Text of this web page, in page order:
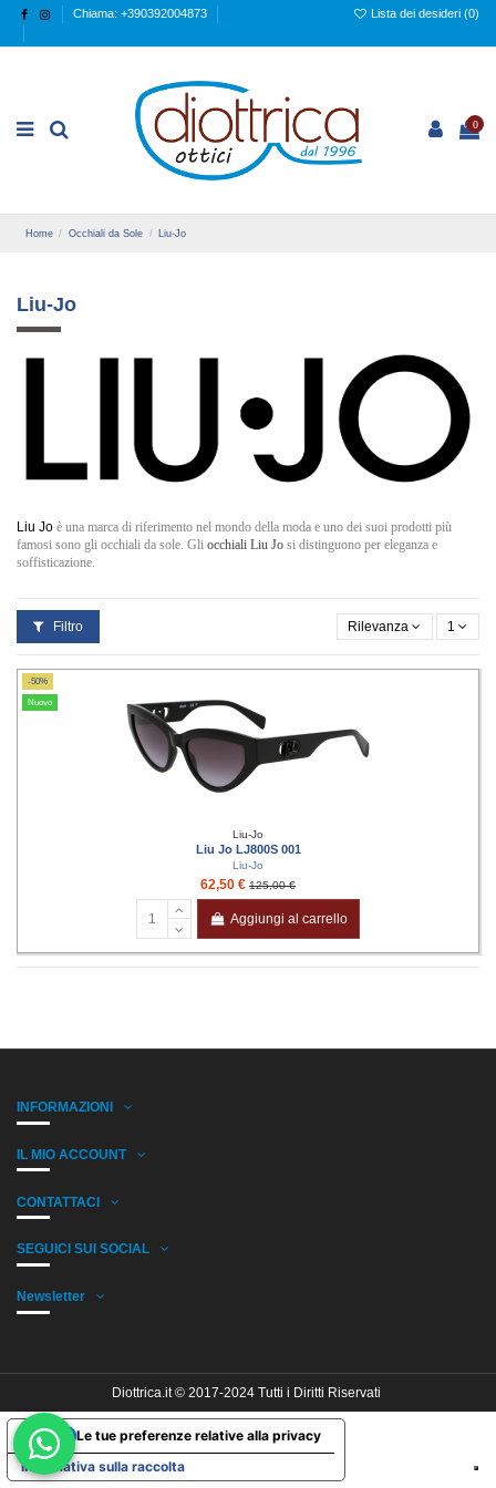
Chiama: +390392004873 Lista dei desideri (0)
0
Home Occhiali da Sole Liu-Jo
Liu-Jo
Liu Jo è una marca di riferimento nel mondo della moda e uno dei suoi prodotti più
famosi sono gli occhiali da sole. Gli occhiali Liu Jo si distinguono per eleganza e
soffisticazione.
Filtro Rilevanza 1
-50%
Nuovo
Liu-Jo
Liu Jo LJ800S 001
Liu-Jo
62,50 € 125,00 €
Aggiungi al carrello
INFORMAZIONI
IL MIO ACCOUNT
CONTATTACI
SEGUICI SUI SOCIAL
Newsletter
Diottrica.it © 2017-2024 Tutti i Diritti Riservati
Informativa sulla raccolta
Le tue preferenze relative alla privacy